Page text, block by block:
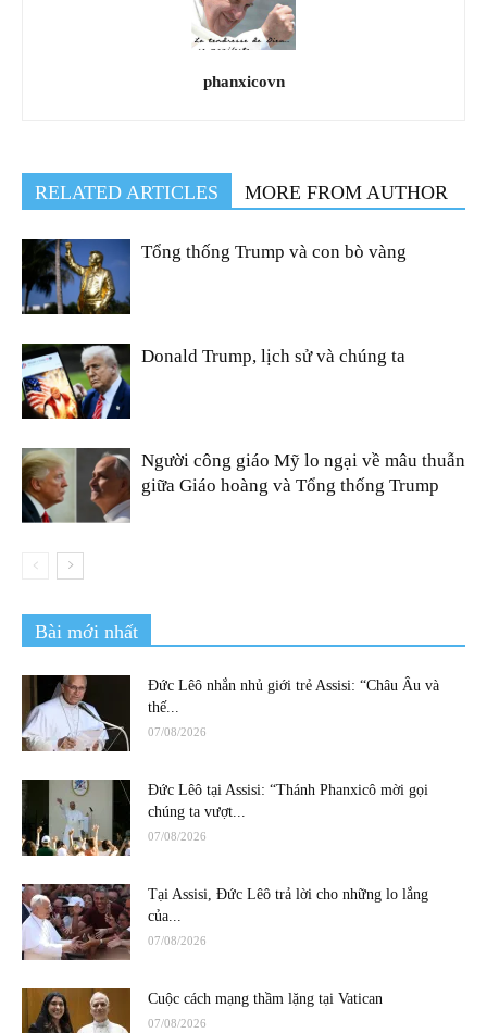
phanxicovn
RELATED ARTICLES MORE FROM AUTHOR
Tổng thống Trump và con bò vàng
Donald Trump, lịch sử và chúng ta
Người công giáo Mỹ lo ngại về mâu thuẫn
giữa Giáo hoàng và Tổng thống Trump
Bài mới nhất
Đức Lêô nhắn nhủ giới trẻ Assisi: “Châu Âu và
thế...
07/08/2026
Đức Lêô tại Assisi: “Thánh Phanxicô mời gọi
chúng ta vượt...
07/08/2026
Tại Assisi, Đức Lêô trả lời cho những lo lắng
của...
07/08/2026
Cuộc cách mạng thầm lặng tại Vatican
07/08/2026